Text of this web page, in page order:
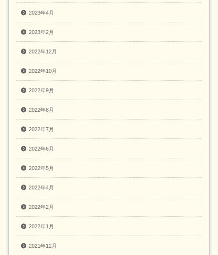
2023年4月
2023年2月
2022年12月
2022年10月
2022年9月
2022年8月
2022年7月
2022年6月
2022年5月
2022年4月
2022年2月
2022年1月
2021年12月